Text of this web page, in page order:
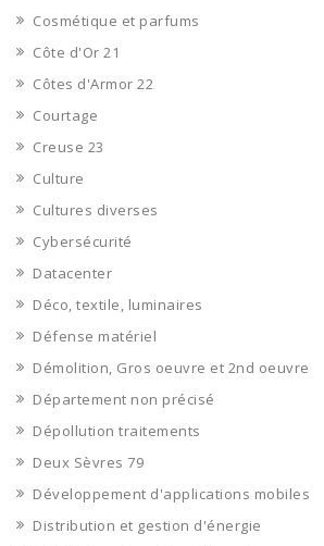
Cosmétique et parfums
Côte d'Or 21
Côtes d'Armor 22
Courtage
Creuse 23
Culture
Cultures diverses
Cybersécurité
Datacenter
Déco, textile, luminaires
Défense matériel
Démolition, Gros oeuvre et 2nd oeuvre
Département non précisé
Dépollution traitements
Deux Sèvres 79
Développement d'applications mobiles
Distribution et gestion d'énergie